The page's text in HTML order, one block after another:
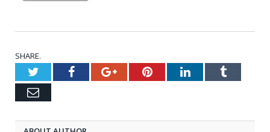
SHARE.
TwitterFacebookGoogle+PinterestLinkedInTumblr
Email